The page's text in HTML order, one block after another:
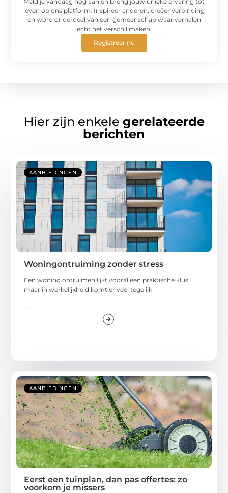
leven op ons platform. Inspireer anderen, creëer verbinding
en word onderdeel van een gemeenschap waar verhalen
echt het verschil maken.
Registreer nu
Hier zijn enkele gerelateerde
berichten
AANBIEDINGEN
Woningontruiming zonder stress
Een woning ontruimen lijkt vooral een praktische klus,
maar in werkelijkheid komt er veel tegelijk
AANBIEDINGEN
Eerst een tuinplan, dan pas offertes: zo
voorkom je missers